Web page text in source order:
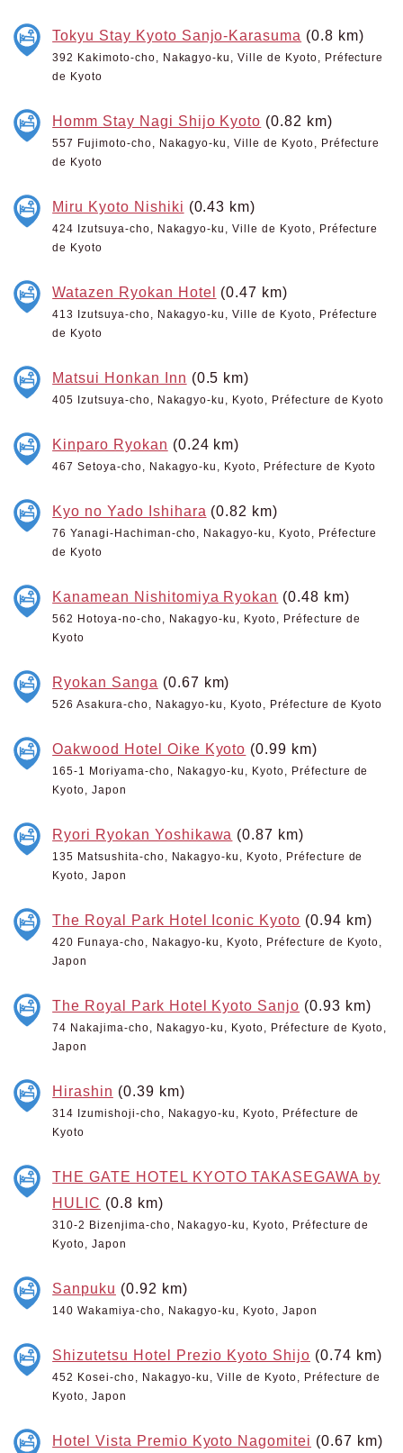
Tokyu Stay Kyoto Sanjo-Karasuma (0.8 km)
392 Kakimoto-cho, Nakagyo-ku, Ville de Kyoto, Préfecture
de Kyoto
Homm Stay Nagi Shijo Kyoto (0.82 km)
557 Fujimoto-cho, Nakagyo-ku, Ville de Kyoto, Préfecture
de Kyoto
Miru Kyoto Nishiki (0.43 km)
424 Izutsuya-cho, Nakagyo-ku, Ville de Kyoto, Préfecture
de Kyoto
Watazen Ryokan Hotel (0.47 km)
413 Izutsuya-cho, Nakagyo-ku, Ville de Kyoto, Préfecture
de Kyoto
Matsui Honkan Inn (0.5 km)
405 Izutsuya-cho, Nakagyo-ku, Kyoto, Préfecture de Kyoto
Kinparo Ryokan (0.24 km)
467 Setoya-cho, Nakagyo-ku, Kyoto, Préfecture de Kyoto
Kyo no Yado Ishihara (0.82 km)
76 Yanagi-Hachiman-cho, Nakagyo-ku, Kyoto, Préfecture
de Kyoto
Kanamean Nishitomiya Ryokan (0.48 km)
562 Hotoya-no-cho, Nakagyo-ku, Kyoto, Préfecture de
Kyoto
Ryokan Sanga (0.67 km)
526 Asakura-cho, Nakagyo-ku, Kyoto, Préfecture de Kyoto
Oakwood Hotel Oike Kyoto (0.99 km)
165-1 Moriyama-cho, Nakagyo-ku, Kyoto, Préfecture de
Kyoto, Japon
Ryori Ryokan Yoshikawa (0.87 km)
135 Matsushita-cho, Nakagyo-ku, Kyoto, Préfecture de
Kyoto, Japon
The Royal Park Hotel Iconic Kyoto (0.94 km)
420 Funaya-cho, Nakagyo-ku, Kyoto, Préfecture de Kyoto,
Japon
The Royal Park Hotel Kyoto Sanjo (0.93 km)
74 Nakajima-cho, Nakagyo-ku, Kyoto, Préfecture de Kyoto,
Japon
Hirashin (0.39 km)
314 Izumishoji-cho, Nakagyo-ku, Kyoto, Préfecture de
Kyoto
THE GATE HOTEL KYOTO TAKASEGAWA by
HULIC (0.8 km)
310-2 Bizenjima-cho, Nakagyo-ku, Kyoto, Préfecture de
Kyoto, Japon
Sanpuku (0.92 km)
140 Wakamiya-cho, Nakagyo-ku, Kyoto, Japon
Shizutetsu Hotel Prezio Kyoto Shijo (0.74 km)
452 Kosei-cho, Nakagyo-ku, Ville de Kyoto, Préfecture de
Kyoto, Japon
Hotel Vista Premio Kyoto Nagomitei (0.67 km)